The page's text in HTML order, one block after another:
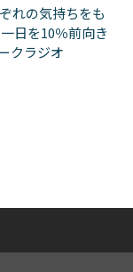
れの気持ちをも
日を10％前向き
クラジオ